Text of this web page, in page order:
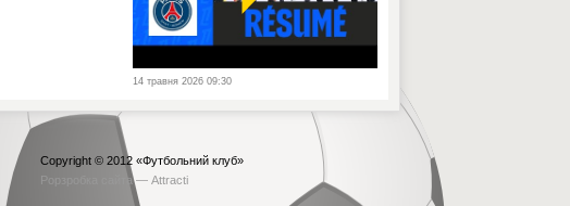
14 травня 2026 09:30
Copyright © 2012 «Футбольний клуб»
Рорзробка сайта — Attracti